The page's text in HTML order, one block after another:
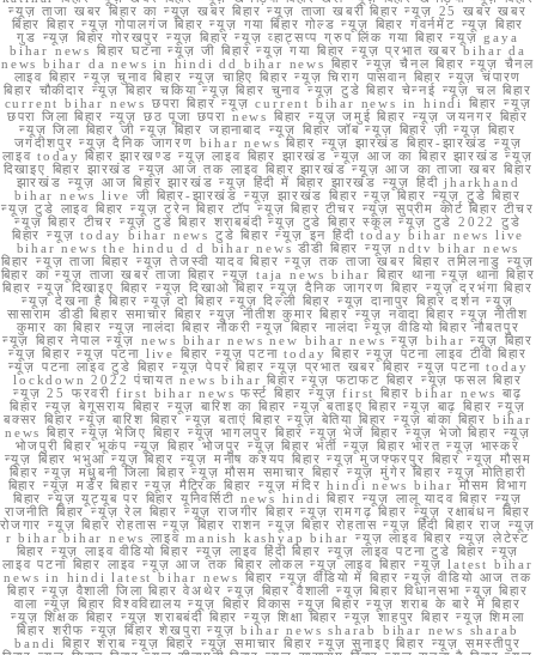
न्यूज़ ताजा खबर बिहार का न्यूज़ खबर बिहार न्यूज़ ताजा खबरी बिहार न्यूज़ 25 खबर खबर
बिहार बिहार न्यूज़ गोपालगंज बिहार न्यूज़ गया बिहार गोल्ड न्यूज़ बिहार गवर्नमेंट न्यूज़ बिहार
गुड न्यूज़ बिहार गोरखपुर न्यूज़ बिहार न्यूज़ व्हाट्सप्प ग्रुप लिंक गया बिहार न्यूज़ gaya
bihar news बिहार घटना न्यूज़ जी बिहार न्यूज़ गया बिहार न्यूज़ प्रभात खबर bihar da
news bihar da news in hindi dd bihar news बिहार न्यूज़ चैनल बिहार न्यूज़ चैनल
लाइव बिहार न्यूज़ चुनाव बिहार न्यूज़ चाहिए बिहार न्यूज़ चिराग पासवान बिहार न्यूज़ चंपारण
बिहार चौकीदार न्यूज़ बिहार चकिया न्यूज़ बिहार चुनाव न्यूज़ टुडे बिहार चेन्नई न्यूज़ चल बिहार
current bihar news छपरा बिहार न्यूज़ current bihar news in hindi बिहार न्यूज़
छपरा जिला बिहार न्यूज़ छठ पूजा छपरा news बिहार न्यूज़ जमुई बिहार न्यूज़ जयनगर बिहार
न्यूज़ जिला बिहार जी न्यूज़ बिहार जहानाबाद न्यूज़ बिहार जॉब न्यूज़ बिहार ज़ी न्यूज़ बिहार
जगदीशपुर न्यूज़ दैनिक जागरण bihar news बिहार न्यूज़ झारखंड बिहार-झारखंड न्यूज़
लाइव today बिहार झारखण्ड न्यूज़ लाइव बिहार झारखंड न्यूज़ आज का बिहार झारखंड न्यूज़
दिखाइए बिहार झारखंड न्यूज़ आज तक लाइव बिहार झारखंड न्यूज़ आज का ताजा खबर बिहार
झारखंड न्यूज़ आज बिहार झारखंड न्यूज़ हिंदी में बिहार झारखंड न्यूज़ हिंदी jharkhand
bihar news live जी बिहार-झारखंड न्यूज़ झारखंड बिहार न्यूज़ बिहार न्यूज़ टुडे बिहार
न्यूज़ टुडे लाइव बिहार न्यूज़ ट्रेन बिहार टॉप न्यूज़ बिहार टीचर न्यूज़ सुप्रीम कोर्ट बिहार टीचर
न्यूज़ बिहार टीचर न्यूज़ टुडे बिहार शराबबंदी न्यूज़ टुडे बिहार स्कूल न्यूज़ टुडे 2022 टुडे
बिहार न्यूज़ today bihar news टुडे बिहार न्यूज़ इन हिंदी today bihar news live
bihar news the hindu d d bihar news डीडी बिहार न्यूज़ ndtv bihar news
बिहार न्यूज़ ताजा बिहार न्यूज़ तेजस्वी यादव बिहार न्यूज़ तक ताजा खबर बिहार तमिलनाडु न्यूज़
बिहार का न्यूज़ ताजा खबर ताजा बिहार न्यूज़ taja news bihar बिहार थाना न्यूज़ थाना बिहार
बिहार न्यूज़ दिखाइए बिहार न्यूज़ दिखाओ बिहार न्यूज़ दैनिक जागरण बिहार न्यूज़ दरभंगा बिहार
न्यूज़ देखना है बिहार न्यूज़ दो बिहार न्यूज़ दिल्ली बिहार न्यूज़ दानापुर बिहार दर्शन न्यूज़
सासाराम डीडी बिहार समाचार बिहार न्यूज़ नीतीश कुमार बिहार न्यूज़ नवादा बिहार न्यूज़ नीतीश
कुमार का बिहार न्यूज़ नालंदा बिहार नौकरी न्यूज़ बिहार नालंदा न्यूज़ वीडियो बिहार नौबतपुर
न्यूज़ बिहार नेपाल न्यूज़ news bihar news new bihar news न्यूज़ bihar न्यूज़ बिहार
न्यूज़ बिहार न्यूज़ पटना live बिहार न्यूज़ पटना today बिहार न्यूज़ पटना लाइव टीवी बिहार
न्यूज़ पटना लाइव टुडे बिहार न्यूज़ पेपर बिहार न्यूज़ प्रभात खबर बिहार न्यूज़ पटना today
lockdown 2022 पंचायत news bihar बिहार न्यूज़ फटाफट बिहार न्यूज़ फसल बिहार
न्यूज़ 25 फरवरी first bihar news फर्स्ट बिहार न्यूज़ first बिहार bihar news बाढ़
बिहार न्यूज़ बेगूसराय बिहार न्यूज़ बारिश का बिहार न्यूज़ बताइए बिहार न्यूज़ बाढ़ बिहार न्यूज़
बक्सर बिहार न्यूज़ बारिश बिहार न्यूज़ बताएं बिहार न्यूज़ बेतिया बिहार न्यूज़ बांका बिहार bihar
news बिहार न्यूज़ भेजिए बिहार न्यूज़ भागलपुर बिहार न्यूज़ भेजें बिहार न्यूज़ भेजो बिहार न्यूज़
भोजपुरी बिहार भूकंप न्यूज़ बिहार भोजपुर न्यूज़ बिहार भर्ती न्यूज़ बिहार भारत न्यूज़ भास्कर
न्यूज़ बिहार भभुआ न्यूज़ बिहार न्यूज़ मनीष कश्यप बिहार न्यूज़ मुजफ्फरपुर बिहार न्यूज़ मौसम
बिहार न्यूज़ मधुबनी जिला बिहार न्यूज़ मौसम समाचार बिहार न्यूज़ मुंगेर बिहार न्यूज़ मोतिहारी
बिहार न्यूज़ मर्डर बिहार न्यूज़ मैट्रिक बिहार न्यूज़ मंदिर hindi news bihar मौसम विभाग
बिहार न्यूज़ यूट्यूब पर बिहार यूनिवर्सिटी news hindi बिहार न्यूज़ लालू यादव बिहार न्यूज़
राजनीति बिहार न्यूज़ रेल बिहार न्यूज़ राजगीर बिहार न्यूज़ रामगढ़ बिहार न्यूज़ रक्षाबंधन बिहार
रोजगार न्यूज़ बिहार रोहतास न्यूज़ बिहार राशन न्यूज़ बिहार रोहतास न्यूज़ हिंदी बिहार राज न्यूज़
r bihar bihar news लाइव manish kashyap bihar न्यूज़ लाइव बिहार न्यूज़ लेटेस्ट
बिहार न्यूज़ लाइव वीडियो बिहार न्यूज़ लाइव हिंदी बिहार न्यूज़ लाइव पटना टुडे बिहार न्यूज़
लाइव पटना बिहार लाइव न्यूज़ आज तक बिहार लोकल न्यूज़ लाइव बिहार न्यूज़ latest bihar
news in hindi latest bihar news बिहार न्यूज़ वीडियो में बिहार न्यूज़ वीडियो आज तक
बिहार न्यूज़ वैशाली जिला बिहार वेअथेर न्यूज़ बिहार वैशाली न्यूज़ बिहार विधानसभा न्यूज़ बिहार
वाला न्यूज़ बिहार विश्वविद्यालय न्यूज़ बिहार विकास न्यूज़ बिहार न्यूज़ शराब के बारे में बिहार
न्यूज़ शिक्षक बिहार न्यूज़ शराबबंदी बिहार न्यूज़ शिक्षा बिहार न्यूज़ शाहपुर बिहार न्यूज़ शिमला
बिहार शरीफ न्यूज़ बिहार शेखपुरा न्यूज़ bihar news sharab bihar news sharab
bandi बिहार शराब न्यूज़ बिहार न्यूज़ समाचार बिहार न्यूज़ सुनाइए बिहार न्यूज़ समस्तीपुर